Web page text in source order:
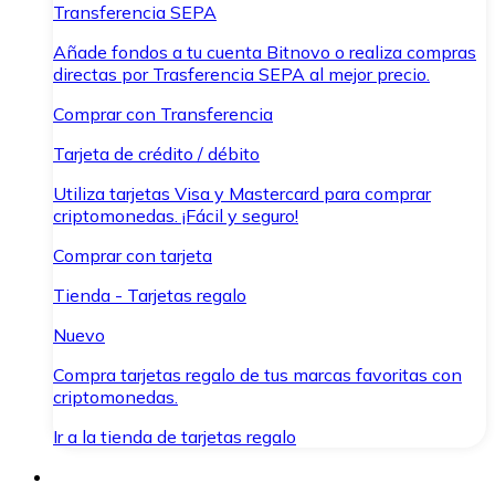
Transferencia SEPA
Añade fondos a tu cuenta Bitnovo o realiza compras
directas por Trasferencia SEPA al mejor precio.
Comprar con Transferencia
Tarjeta de crédito / débito
Utiliza tarjetas Visa y Mastercard para comprar
criptomonedas. ¡Fácil y seguro!
Comprar con tarjeta
Tienda - Tarjetas regalo
Nuevo
Compra tarjetas regalo de tus marcas favoritas con
criptomonedas.
Ir a la tienda de tarjetas regalo